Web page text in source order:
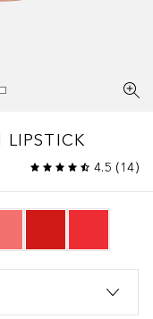
LIPSTICK
4.5 (14)